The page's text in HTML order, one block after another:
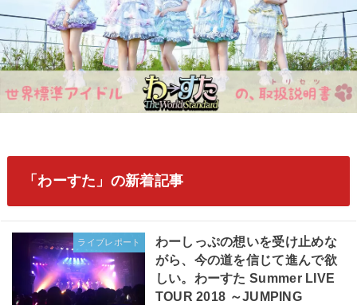
「わーすた」の新着記事
ライブレポート
わーしっぷの想いを受け止めな
がら、今の道を信じて進んで欲
しい。わーすた Summer LIVE
TOUR 2018 ～JUMPING